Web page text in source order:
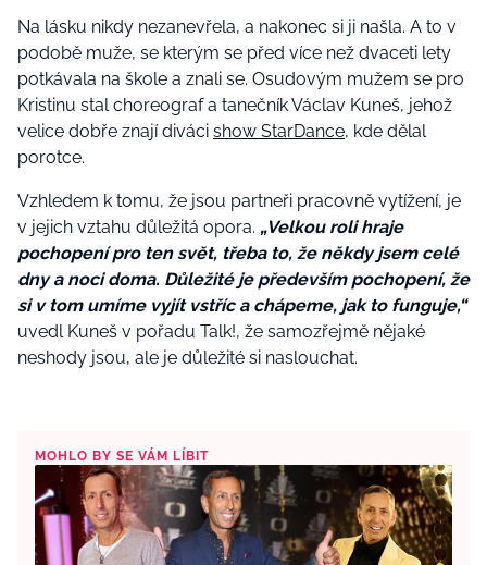
Na lásku nikdy nezanevřela, a nakonec si ji našla. A to v
podobě muže, se kterým se před více než dvaceti lety
potkávala na škole a znali se. Osudovým mužem se pro
Kristinu stal choreograf a tanečník Václav Kuneš, jehož
velice dobře znají diváci show StarDance, kde dělal
porotce.
Vzhledem k tomu, že jsou partneři pracovně vytížení, je
v jejich vztahu důležitá opora. „Velkou roli hraje
pochopení pro ten svět, třeba to, že někdy jsem celé
dny a noci doma. Důležité je především pochopení, že
si v tom umíme vyjít vstříc a chápeme, jak to funguje,“
uvedl Kuneš v pořadu Talk!, že samozřejmě nějaké
neshody jsou, ale je důležité si naslouchat.
MOHLO BY SE VÁM LÍBIT